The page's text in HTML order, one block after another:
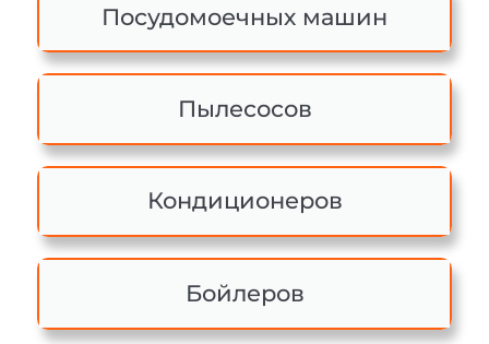
Посудомоечных машин
Пылесосов
Кондиционеров
Бойлеров